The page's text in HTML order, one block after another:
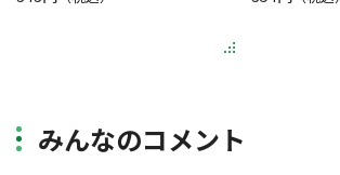
みんなのコメント